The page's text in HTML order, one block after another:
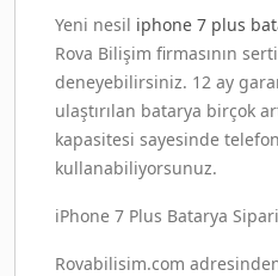
Yeni nesil iphone 7 plus
Rova Bilişim firmasının
deneyebilirsiniz. 12 ay
ulaştırılan batarya birçok
kapasitesi sayesinde
kullanabiliyorsunuz.
iPhone 7 Plus Batarya
Rovabilisim.com